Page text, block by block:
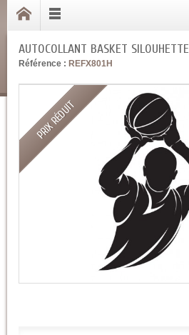
AUTOCOLLANT BASKET SILOUHETTE
Référence : REFX801H
PRIX RÉDUIT